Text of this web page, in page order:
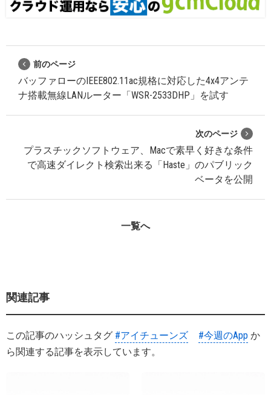
前のページ
バッファローのIEEE802.11ac規格に対応した4x4アンテ
ナ搭載無線LANルーター「WSR-2533DHP」を試す
次のページ
プラスチックソフトウェア、Macで素早く好きな条件
で高速ダイレクト検索出来る「Haste」のパブリック
ベータを公開
一覧へ
関連記事
この記事のハッシュタグ #アイチューンズ #今週のApp か
ら関連する記事を表示しています。